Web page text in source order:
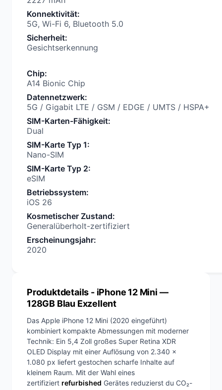
Konnektivität:
5G, Wi-Fi 6, Bluetooth 5.0
Sicherheit:
Gesichtserkennung
Chip:
A14 Bionic Chip
Datennetzwerk:
5G / Gigabit LTE / GSM / EDGE / UMTS / HSPA+
SIM-Karten-Fähigkeit:
Dual
SIM-Karte Typ 1:
Nano-SIM
SIM-Karte Typ 2:
eSIM
Betriebssystem:
iOS 26
Kosmetischer Zustand:
Generalüberholt-zertifiziert
Erscheinungsjahr:
2020
Produktdetails - iPhone 12 Mini —
128GB Blau Exzellent
Das Apple iPhone 12 Mini (2020 eingeführt)
kombiniert kompakte Abmessungen mit moderner
Technik: Ein 5,4 Zoll großes Super Retina XDR
OLED Display mit einer Auflösung von 2.340 x
1.080 px liefert gestochen scharfe Inhalte auf
kleinem Raum. Mit der Wahl eines
zertifiziert refurbished Gerätes reduzierst du CO₂-